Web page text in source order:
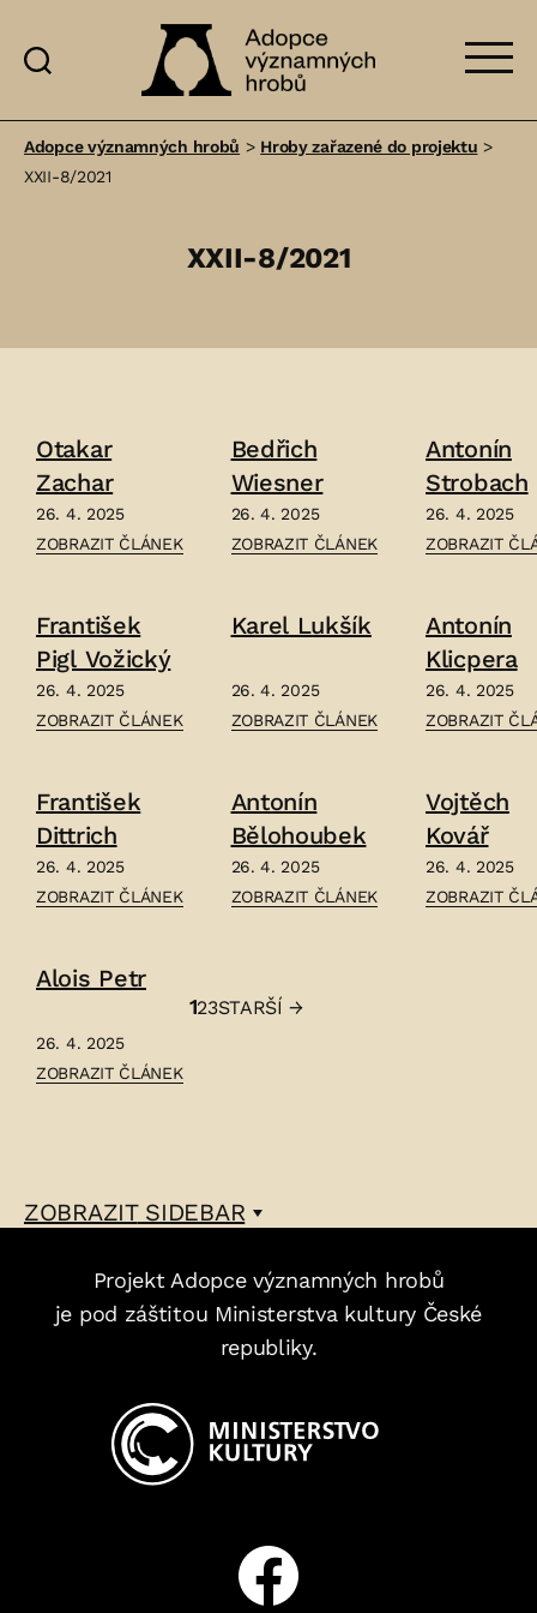
významných
Adopce významných hrobů > Hroby zařazené do projektu >
XXII-8/2021
XXII-8/2021
Otakar
Zachar
26. 4. 2025
ČLÁNEK:
–
ZOBRAZIT ČLÁNEK
Bedřich
Wiesner
26. 4. 2025
ČLÁNEK:
–
ZOBRAZIT ČLÁNEK
Antonín
Strobach
26. 4. 2025
ČLÁNEK:
–
ZOBRAZIT
František
Pigl Vožický
26. 4. 2025
ČLÁNEK:
VOŽICKÝ
–
ZOBRAZIT ČLÁNEK
Karel Lukšík
26. 4. 2025
ČLÁNEK:
–
ZOBRAZIT ČLÁNEK
Antonín
Klicpera
26. 4. 2025
ČLÁNEK:
–
ZOBRAZIT
František
Dittrich
26. 4. 2025
ČLÁNEK:
–
ZOBRAZIT ČLÁNEK
Antonín
Bělohoubek
26. 4. 2025
ČLÁNEK:
ZOBRAZIT ČLÁNEK
Vojtěch
Kovář
26. 4. 2025
ČLÁNEK:
ZOBRAZIT
Alois Petr
26. 4. 2025
ČLÁNEK:
ZOBRAZIT ČLÁNEK
Stránkování
123STARŠÍ →
ZOBRAZITSIDEBAR
Projekt Adopce významných hrobů
je pod záštitou Ministerstva kultury České
republiky.
Facebook